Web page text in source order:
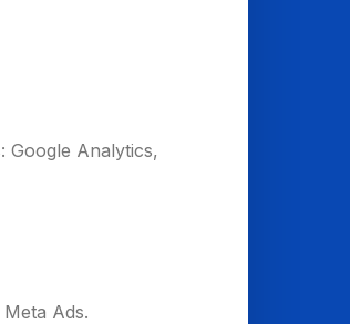
Google Analytics,
Ads.